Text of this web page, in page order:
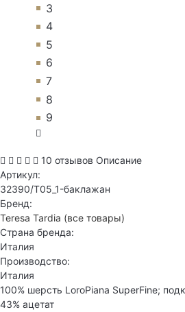
3
4
5
6
7
8
9
10 отзывов Описание
Артикул:
32390/T05_1-баклажан
Бренд:
Teresa Tardia (все товары)
Страна бренда:
Италия
Производство:
Италия
100% шерсть LoroPiana SuperFine;
43% ацетат